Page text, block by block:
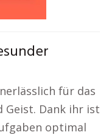
für das
Geist. Dank ihr ist
optimal